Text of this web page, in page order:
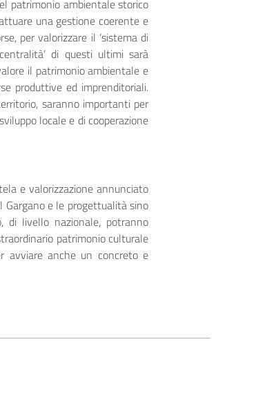
patrimonio ambientale storico
una gestione coerente e
per valorizzare il ‘sistema di
di questi ultimi sarà
il patrimonio ambientale e
produttive ed imprenditoriali.
saranno importanti per
locale e di cooperazione
e valorizzazione annunciato
Gargano e le progettualità sino
di livello nazionale, potranno
patrimonio culturale
avviare anche un concreto e